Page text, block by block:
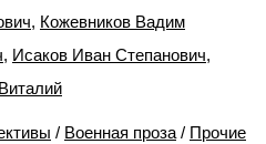
, Кожевников Вадим
, Исаков Иван Степанович,
/ Военная проза / Прочие